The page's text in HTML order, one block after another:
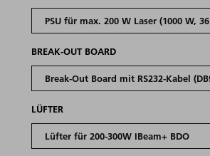
BREAK-OUT BOARD
LÜFTER